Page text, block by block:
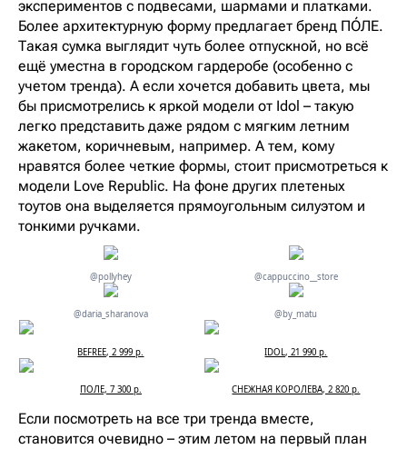
экспериментов с подвесами, шармами и платками.
Более архитектурную форму предлагает бренд ПÓЛЕ.
Такая сумка выглядит чуть более отпускной, но всё
ещё уместна в городском гардеробе (особенно с
учетом тренда). А если хочется добавить цвета, мы
бы присмотрелись к яркой модели от Idol – такую
легко представить даже рядом с мягким летним
жакетом, коричневым, например. А тем, кому
нравятся более четкие формы, стоит присмотреться к
модели Love Republic. На фоне других плетеных
тоутов она выделяется прямоугольным силуэтом и
тонкими ручками.
@pollyhey @cappuccino__store
@daria_sharanova @by_matu
BEFREE, 2 999 р. IDOL, 21 990 р.
ПОЛЕ, 7 300 р. СНЕЖНАЯ КОРОЛЕВА, 2 820 р.
Если посмотреть на все три тренда вместе,
становится очевидно – этим летом на первый план